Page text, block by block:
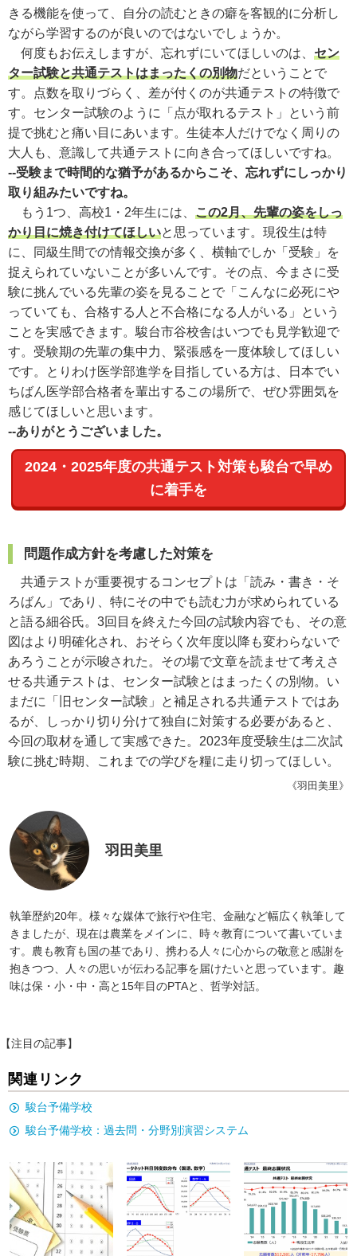
きる機能を使って、自分の読むときの癖を客観的に分析し
ながら学習するのが良いのではないでしょうか。
何度もお伝えしますが、忘れずにいてほしいのは、 セン
ター試験と共通テストはまったくの別物だということで
す。点数を取りづらく、差が付くのが共通テストの特徴で
す。センター試験のように「点が取れるテスト」という前
提で挑むと痛い目にあいます。生徒本人だけでなく周りの
大人も、意識して共通テストに向き合ってほしいですね。
--受験まで時間的な猶予があるからこそ、忘れずにしっかり
取り組みたいですね。
もう1つ、高校1・2年生には、 この2月、先輩の姿をしっ
かり目に焼き付けてほしいと思っています。現役生は特
に、同級生間での情報交換が多く、横軸でしか「受験」を
捉えられていないことが多いんです。その点、今まさに受
験に挑んでいる先輩の姿を見ることで「 こんなに必死にや
っていても、合格する人と不合格になる人がいる」という
ことを実感できます。 駿台市谷校舎はいつでも見学歓迎で
す。受験期の先輩の集中力、緊張感を一度体験してほしい
です。とりわけ医学部進学を目指している方は、日本でい
ちばん医学部合格者を輩出するこの場所で、ぜひ雰囲気を
感じてほしいと思います。
--ありがとうございました。
2024・2025年度の共通テスト対策も駿台で早め
に着手を
問題作成方針を考慮した対策を
共通テストが重要視するコンセプトは「読み・書き・そ
ろばん」であり、特にその中でも読む力が求められている
と語る細谷氏。 3回目を終えた今回の試験内容でも、その意
図はより明確化され、おそらく次年度以降も変わらないで
あろうことが示唆された。その場で文章を読ませて考えさ
せる共通テストは、センター試験とはまったくの別物。い
まだに「旧センター試験」と補足される共通テストではあ
るが、しっかり切り分けて独自に対策する必要があると、
今回の取材を通して実感できた。2023年度受験生は二次試
験に挑む時期、これまでの学びを糧に走り切ってほしい。
《羽田美里》
羽田美里
執筆歴約20年。様々な媒体で旅行や住宅、金融など幅広く執筆して
きましたが、現在は農業をメインに、時々教育について書いていま
す。農も教育も国の基であり、携わる人々に心からの敬意と感謝を
抱きつつ、人々の思いが伝わる記事を届けたいと思っています。趣
味は保・小・中・高と15年目のPTAと、哲学対話。
【注目の記事】
関連リンク
駿台予備学校
駿台予備学校：過去問・分野別演習システム